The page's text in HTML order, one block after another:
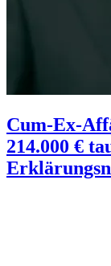
Cum-Ex-
214.000 €